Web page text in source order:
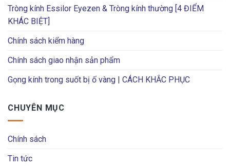
Tròng kính Essilor Eyezen & Tròng kính thường [4 ĐIỂM
KHÁC BIỆT]
Chính sách kiểm hàng
Chính sách giao nhận sản phẩm
Gọng kính trong suốt bị ố vàng | CÁCH KHẮC PHỤC
CHUYÊN MỤC
Chính sách
Tin tức